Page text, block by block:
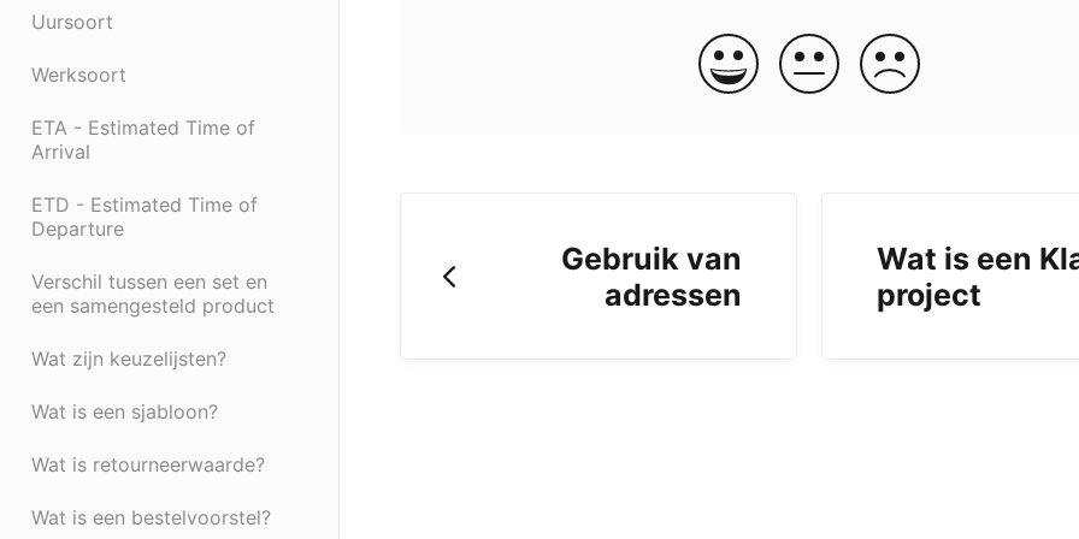
Uursoort
Werksoort
ETA - Estimated Time of
Arrival
ETD - Estimated Time of
Departure
Verschil tussen een set en
een samengesteld product
Wat zijn keuzelijsten?
Wat is een sjabloon?
Wat is retourneerwaarde?
Wat is een bestelvoorstel?
Gebruik van
adressen
Wat is een
project